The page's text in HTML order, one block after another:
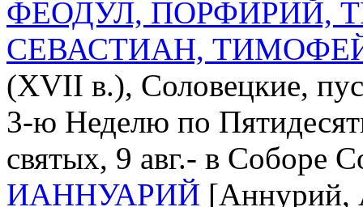
ФЕОДУЛ, ПОРФИРИЙ,
СЕВАСТИАН,
(XVII в.), Соловецкие,
3-ю Неделю по
святых, 9 авг.- в Соборе
ИАННУАРИЙ [Аннурий,